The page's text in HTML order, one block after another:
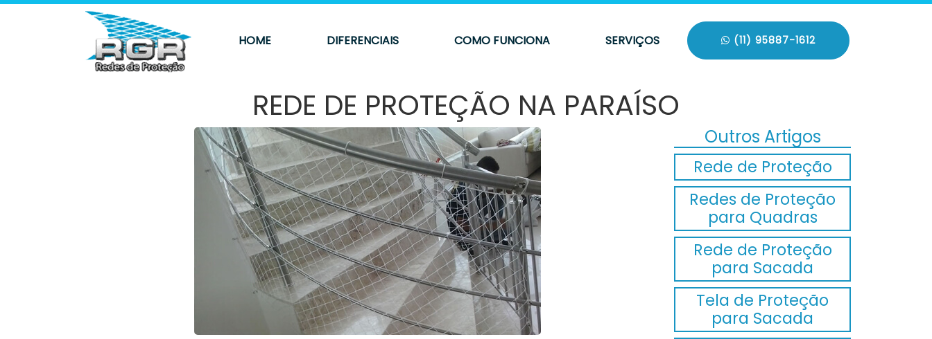
HOME DIFERENCIAIS COMO FUNCIONA SERVIÇOS (11) 95887-1612
REDE DE PROTEÇÃO NA PARAÍSO
Outros Artigos
Rede de Proteção
Redes de Proteção
para Quadras
Rede de Proteção
para Sacada
Tela de Proteção
para Sacada